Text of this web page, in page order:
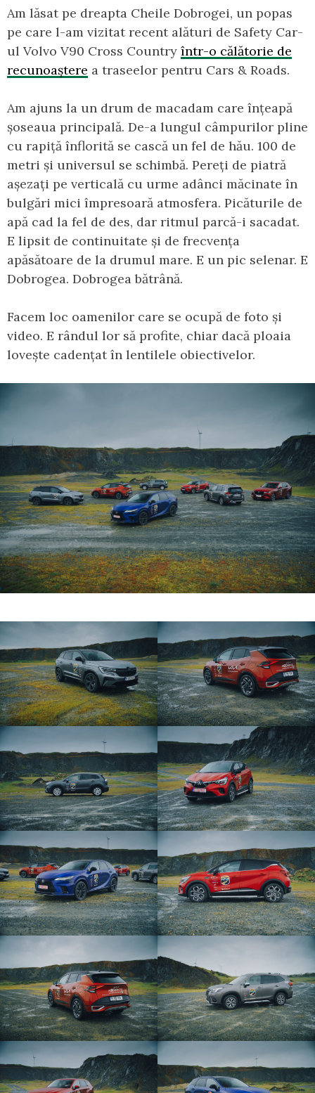
Am lăsat pe dreapta Cheile Dobrogei, un popas
pe care l-am vizitat recent alături de Safety Car-
ul Volvo V90 Cross Country într-o călătorie de
recunoaștere a traseelor pentru Cars & Roads.
Am ajuns la un drum de macadam care înțeapă
șoseaua principală. De-a lungul câmpurilor pline
cu rapiță înflorită se cască un fel de hău. 100 de
metri și universul se schimbă. Pereți de piatră
așezați pe verticală cu urme adânci măcinate în
bulgări mici împresoară atmosfera. Picăturile de
apă cad la fel de des, dar ritmul parcă-i sacadat.
E lipsit de continuitate și de frecvența
apăsătoare de la drumul mare. E un pic selenar. E
Dobrogea. Dobrogea bătrână.
Facem loc oamenilor care se ocupă de foto și
video. E rândul lor să profite, chiar dacă ploaia
lovește cadențat în lentilele obiectivelor.